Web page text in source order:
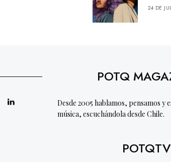
24 DE
POTQ
Desde 2005 hablamos, pensamos y
música, escuchándola desde Chile.
POTQTV